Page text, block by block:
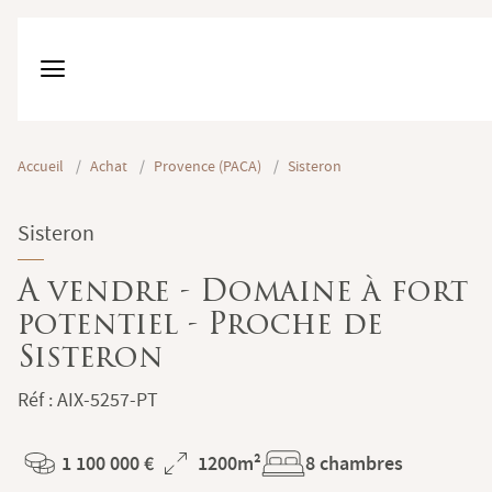
Accueil / Achat / Provence (PACA) / Sisteron
Sisteron
A vendre - Domaine à fort
potentiel - Proche de
Sisteron
Réf : AIX-5257-PT
Prix
1 100 000 €
Superficie
1200m² 8 chambres